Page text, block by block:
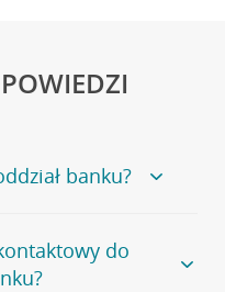
banku?
zapraszamy na
znajduje się
do